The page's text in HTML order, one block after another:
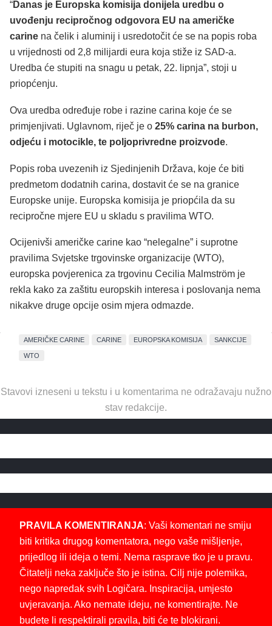
“Danas je Europska komisija donijela uredbu o
uvođenju recipročnog odgovora EU na američke
carine na čelik i aluminij i usredotočit će se na popis roba
u vrijednosti od 2,8 milijardi eura koja stiže iz SAD-a.
Uredba će stupiti na snagu u petak, 22. lipnja”, stoji u
priopćenju.
Ova uredba određuje robe i razine carina koje će se
primjenjivati. Uglavnom, riječ je o 25% carina na burbon,
odjeću i motocikle, te poljoprivredne proizvode.
Popis roba uvezenih iz Sjedinjenih Država, koje će biti
predmetom dodatnih carina, dostavit će se na granice
Europske unije. Europska komisija je priopćila da su
recipročne mjere EU u skladu s pravilima WTO.
Ocijenivši američke carine kao “nelegalne” i suprotne
pravilima Svjetske trgovinske organizacije (WTO),
europska povjerenica za trgovinu Cecilia Malmström je
rekla kako za zaštitu europskih interesa i poslovanja nema
nikakve druge opcije osim mjera odmazde.
AMERIČKE CARINE CARINE EUROPSKA KOMISIJA SANKCIJE
WTO
Stavovi izneseni u tekstu i u komentarima ne odražavaju nužno
stav redakcije.
PRAVILA KOMENTIRANJA: Vaši komentari ne smiju
biti kritika drugog komentatora, nego vaše mišljenje,
prijedlog ili ideja o temi. Nema rasprave tko je u pravu.
Čitatelji neka zaključe što je istina. Cilj nije polemika,
nego napredak svih Logičara. Inspiracija, umjesto
uvjeravanja. Ako nemate ideju, ne komentirajte. Ne
budete li respektirali pravila, biti će te blokirani.